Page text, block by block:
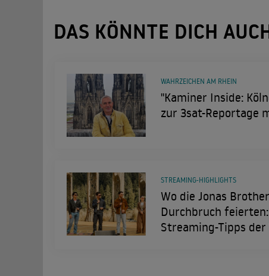
DAS KÖNNTE DICH
"Kaminer Inside:
zur 3sat-Reportage
WAHRZEICHEN AM RHEIN
Wo die Jonas
Durchbruch
Streaming-Tipps der
STREAMING-HIGHLIGHTS